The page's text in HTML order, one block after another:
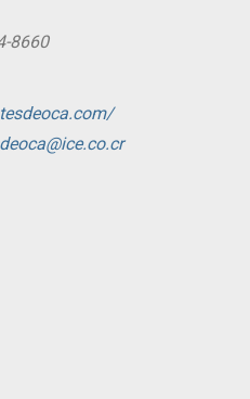
8660